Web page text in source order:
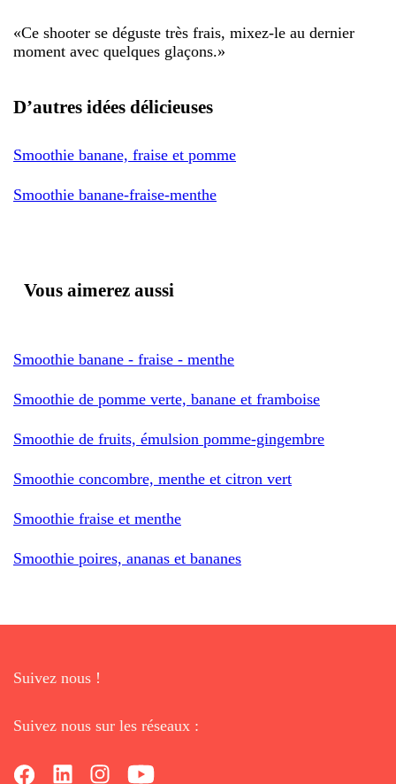
«Ce shooter se déguste très frais, mixez-le au dernier
moment avec quelques glaçons.»
D’autres idées délicieuses
Smoothie banane, fraise et pomme
Smoothie banane-fraise-menthe
Vous aimerez aussi
Smoothie banane - fraise - menthe
Smoothie de pomme verte, banane et framboise
Smoothie de fruits, émulsion pomme-gingembre
Smoothie concombre, menthe et citron vert
Smoothie fraise et menthe
Smoothie poires, ananas et bananes
Suivez nous !
Suivez nous sur les réseaux :